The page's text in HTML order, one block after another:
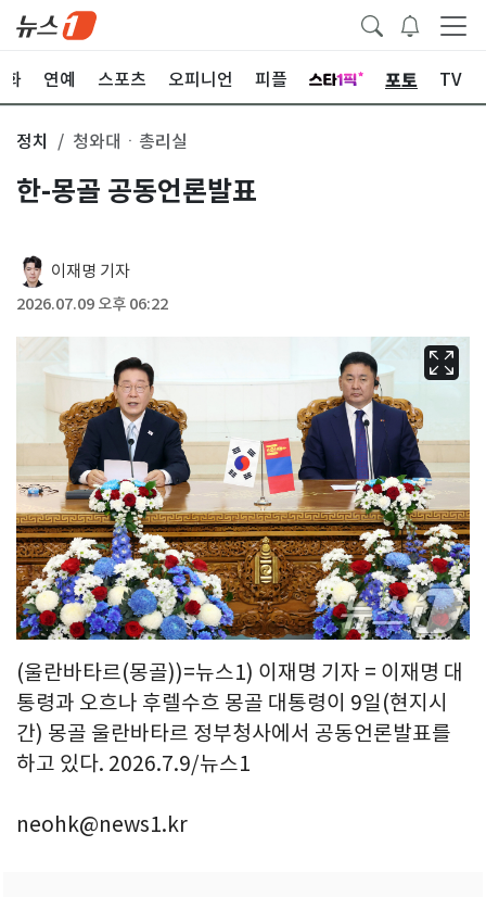
화 연예 스포츠 오피니언 피플 포토 TV
정치 청와대ㆍ총리실
한-몽골 공동언론발표
이재명 기자
2026.07.09 오후 06:22
(울란바타르(몽골))=뉴스1) 이재명 기자 = 이재명 대
통령과 오흐나 후렐수흐 몽골 대통령이 9일(현지시
간) 몽골 울란바타르 정부청사에서 공동언론발표를
하고 있다. 2026.7.9/뉴스1
neohk@news1.kr